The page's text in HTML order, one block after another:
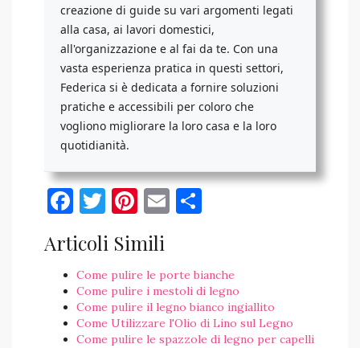
creazione di guide su vari argomenti legati
alla casa, ai lavori domestici,
all'organizzazione e al fai da te. Con una
vasta esperienza pratica in questi settori,
Federica si è dedicata a fornire soluzioni
pratiche e accessibili per coloro che
vogliono migliorare la loro casa e la loro
quotidianità.
Facebook
Twitter
Pinterest
Email
Articoli Simili
Come pulire le porte bianche
Come pulire i mestoli di legno
Come pulire il legno bianco ingiallito
Come Utilizzare l'Olio di Lino sul Legno
Come pulire le spazzole di legno per capelli